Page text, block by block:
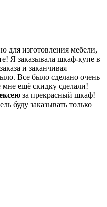
для изготовления мебели,
Я заказывала шкаф-купе в
и заканчивая
Все было сделано очень
ещё скидку сделали!
за прекрасный шкаф!
буду заказывать только